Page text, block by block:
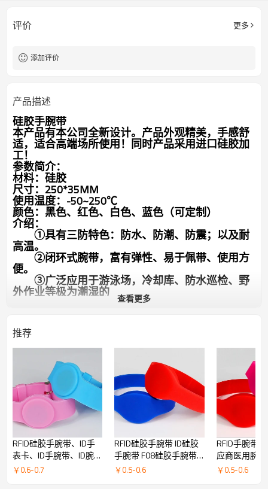
评价 更多
添加评价
产品描述
硅胶手腕带
本产品有本公司全新设计。产品外观精美，手感舒
适，适合高端场所使用！同时产品采用进口硅胶加
工！
参数简介：
材料：硅胶
尺寸：250*35MM
使用温度：-50~250℃
颜色：黑色、红色、白色、蓝色（可定制）
介绍：
①具有三防特色：防水、防潮、防震；以及耐
高温。
②闭环式腕带，富有弹性、易于佩带、使用方
便。
③广泛应用于游泳场，冷却库、防水巡检、野
外作业等极为潮湿的
环境，甚至长时间浸泡在水中等恶劣情况下，均可
④仿表形卡内含非接触式芯片，可提供低频芯
片（125KHz）高频芯
片（13.56MHz）封装的手表。
⑤芯片型号：EM4100、EM4102、EM4450、
TK4100、T5557、Hitag1、
Hitag2、HitagS、 S50、 S70、Ultralight 10、
DESFire41、ICODE1、ICODE2、Ti2048、Ti256、
SR176、
INSIDE2K、LRI2K、LRIS2K
⑥表面可胶印、丝印、喷码，批量订购可指定产
品颜色
查看更多
推荐
RFID硅胶手腕带、ID手
表卡、ID手腕带、ID腕带
卡、儿童腕带
￥0.6-0.7
RFID硅胶手腕带 ID硅胶
手腕带 F08硅胶手腕带
RFID硅胶腕带
￥0.5-0.6
RFID手腕带
应商医用腕
硅胶手腕带
￥0.5-0.6